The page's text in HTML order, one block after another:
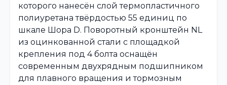
которого нанесён слой термопластичного
полиуретана твёрдостью 55 единиц по
шкале Шора D. Поворотный кронштейн NL
из оцинкованной стали с площадкой
крепления под 4 болта оснащён
современным двухрядным подшипником
для плавного вращения и тормозным